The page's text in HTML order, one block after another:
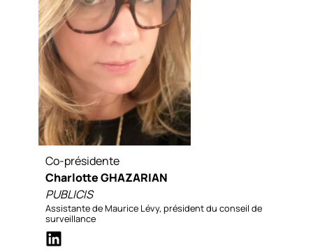
Co-présidente
Charlotte GHAZARIAN
PUBLICIS
Assistante de Maurice Lévy, président du conseil de
surveillance